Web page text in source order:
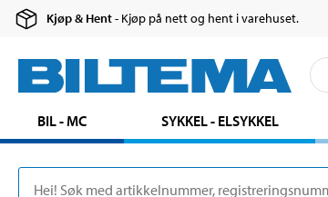
Kjøp & Hent- Kjøp på nett og hent i varehuset.
BIL - MC SYKKEL - ELSYKKEL